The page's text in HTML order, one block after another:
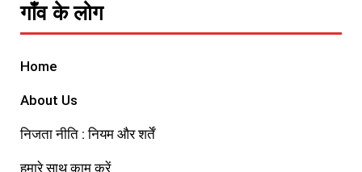
गाँव के लोग
Home
About Us
निजता नीति : नियम और शर्तें
हमारे साथ काम करें